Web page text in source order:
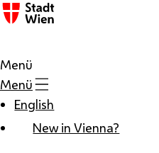
Zum Inhalt
Menü
Menü
English
New in Vienna?